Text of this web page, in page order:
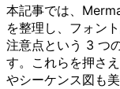
本記事では、
を整理し、フォン
注意点という 3 つ
す。これらを押さ
やシーケンス図も